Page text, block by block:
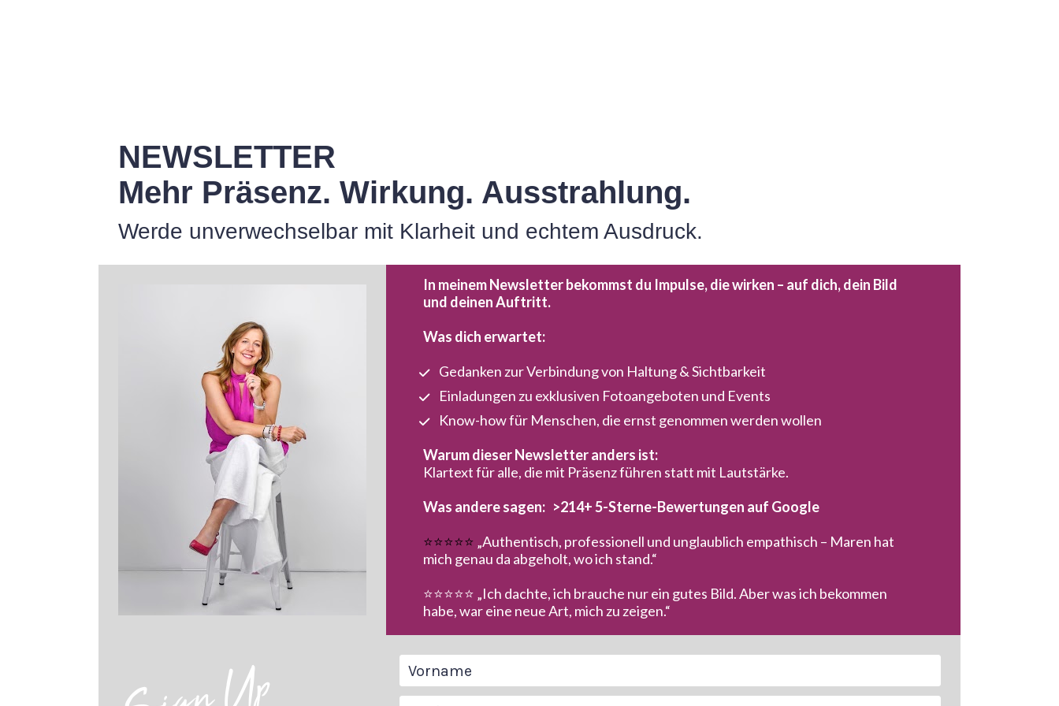
NEWSLETTER
Mehr Präsenz. Wirkung. Ausstrahlung.
Werde unverwechselbar mit Klarheit und echtem Ausdruck.
In meinem Newsletter bekommst du Impulse, die wirken – auf dich, dein Bild
und deinen Auftritt.
Was dich erwartet:
Gedanken zur Verbindung von Haltung & Sichtbarkeit
Einladungen zu exklusiven Fotoangeboten und Events
Know-how für Menschen, die ernst genommen werden wollen
Warum dieser Newsletter anders ist:
Klartext für alle, die mit Präsenz führen statt mit Lautstärke.
Was andere sagen: >214+ 5-Sterne-Bewertungen auf Google
⭐️⭐️⭐️⭐️⭐️ „Authentisch, professionell und unglaublich empathisch – Maren hat
mich genau da abgeholt, wo ich stand.“
⭐️⭐️⭐️⭐️⭐️ „Ich dachte, ich brauche nur ein gutes Bild. Aber was ich bekommen
habe, war eine neue Art, mich zu zeigen.“
Vorname